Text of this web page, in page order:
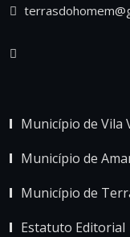
Município de Vila
Município de
Município de
Estatuto Editorial